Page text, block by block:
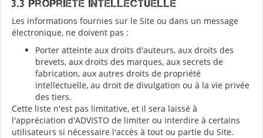
3.3 Propriété Intellectuelle
Les informations fournies sur le Site ou dans un message
électronique, ne doivent pas :
Porter atteinte aux droits d'auteurs, aux droits des
brevets, aux droits des marques, aux secrets de
fabrication, aux autres droits de propriété
intellectuelle, au droit de divulgation ou à la vie privée
des tiers.
Cette liste n'est pas limitative, et il sera laissé à
l'appréciation d'ADVISTO de limiter ou interdire à certains
utilisateurs si nécessaire l'accès à tout ou partie du Site.